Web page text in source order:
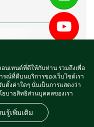
นเทนต์ที่ดีให้กับท่าน รวมถึงเพื่อ
ณ์ที่ดีบนบริการของเว็บไซต์เรา
ตั้งค่าใดๆ นั่นเป็นการแสดงว่า
บายสิทธิส่วนบุคคลของเรา
นรู้เพิ่มเติม